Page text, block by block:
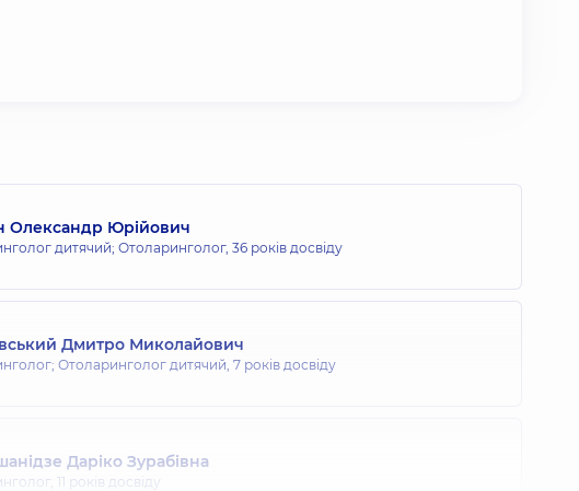
Олександр Юрійович
дитячий; Отоларинголог, 36 років досвіду
Дмитро Миколайович
Отоларинголог дитячий, 7 років досвіду
Даріко Зурабівна
11 років досвіду